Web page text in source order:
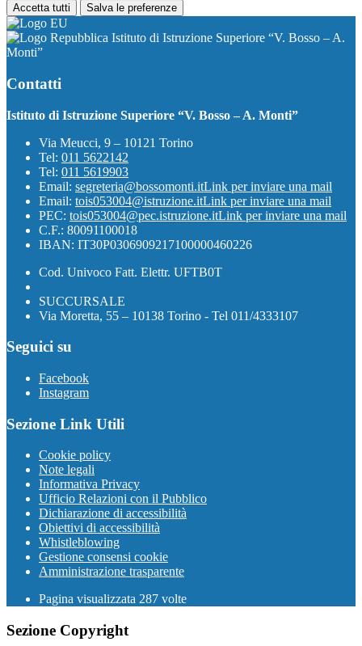
Accetta tutti Salva le preferenze
Istituto di Istruzione Superiore “V. Bosso – A.
Monti”
Contatti
Istituto di Istruzione Superiore “V. Bosso – A. Monti”
Via Meucci, 9 – 10121 Torino
Tel: 011 5622142
Tel: 011 5619903
Email: segreteria@bossomonti.itLink per inviare una mail
Email: tois053004@istruzione.itLink per inviare una mail
PEC: tois053004@pec.istruzione.itLink per inviare una mail
C.F.: 80091100018
IBAN: IT30P0306909217100000460226
Cod. Univoco Fatt. Elettr. UFTB0T
SUCCURSALE
Via Moretta, 55 – 10138 Torino - Tel 011/4333107
Seguici su
Facebook
Instagram
Sezione Link Utili
Cookie policy
Note legali
Informativa Privacy
Ufficio Relazioni con il Pubblico
Dichiarazione di accessibilità
Obiettivi di accessibilità
Whistleblowing
Gestione consensi cookie
Amministrazione trasparente
Pagina visualizzata 287 volte
Sezione Copyright